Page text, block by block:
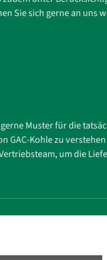
Sie sich gerne an uns
Muster für die
GAC-Kohle zu
um die